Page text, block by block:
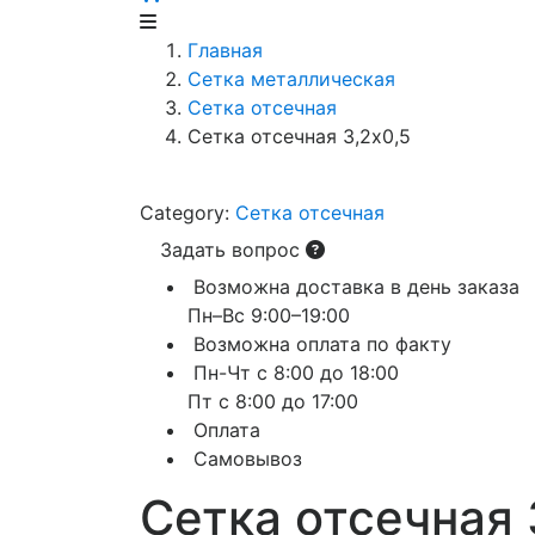
Главная
Сетка металлическая
Сетка отсечная
Сетка отсечная 3,2х0,5
Category: Сетка отсечная
Задать вопрос
Возможна доставка в день заказа
Пн–Вс 9:00–19:00
Возможна оплата по факту
Пн-Чт с 8:00 до 18:00
Пт с 8:00 до 17:00
Оплата
Самовывоз
Сетка отсечная